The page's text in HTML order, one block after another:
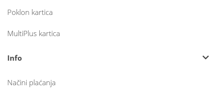
Poklon kartica
MultiPlus kartica
Info
Načini plaćanja